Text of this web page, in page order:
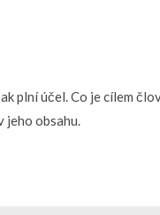
plní účel. Co je cílem
jeho obsahu.